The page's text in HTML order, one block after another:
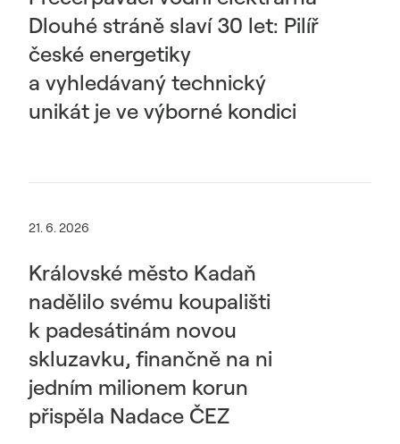
Dlouhé stráně slaví 30 let: Pilíř
české energetiky
a vyhledávaný technický
unikát je ve výborné kondici
21. 6. 2026
Královské město Kadaň
nadělilo svému koupališti
k padesátinám novou
skluzavku, finančně na ni
jedním milionem korun
přispěla Nadace ČEZ